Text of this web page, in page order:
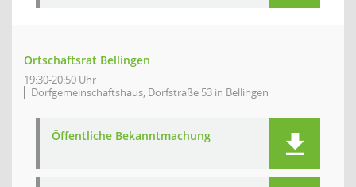
Ortschaftsrat Bellingen
19:30-20:50 Uhr
Dorfgemeinschaftshaus, Dorfstraße 53 in Bellingen
Öffentliche Bekanntmachung